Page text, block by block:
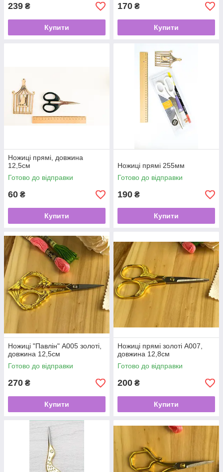
239 ₴
Купити
170 ₴
Купити
Ножиці прямі, довжина
12,5см
Готово до відправки
60 ₴
Купити
Ножиці прямі 255мм
Готово до відправки
190 ₴
Купити
Ножиці "Павлін" А005 золоті,
довжина 12,5см
Готово до відправки
270 ₴
Купити
Ножиці прямі золоті А007,
довжина 12,8см
Готово до відправки
200 ₴
Купити